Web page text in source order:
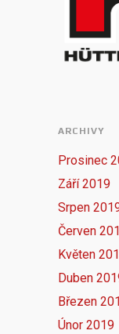
ARCHIVY
Prosinec
Září 2019
Srpen
Červen
Květen
Duben
Březen
Únor 2019